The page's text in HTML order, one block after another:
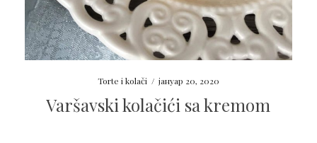
Torte i kolači / јануар 20, 2020
Varšavski kolačići sa kremom